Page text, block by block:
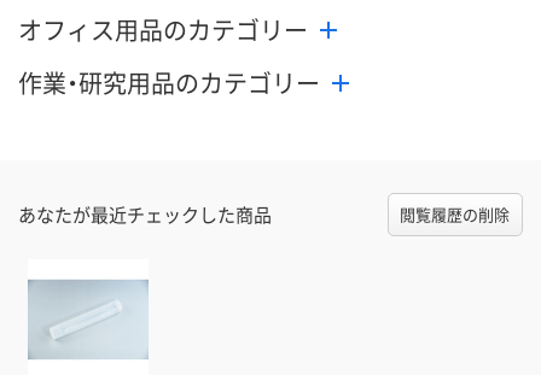
オフィス用品のカテゴリー
作業・研究用品のカテゴリー
あなたが最近チェックした商品 閲覧履歴の削除